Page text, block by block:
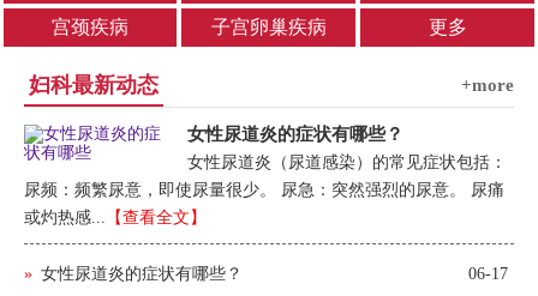
宫颈疾病 子宫卵巢疾病 更多
妇科最新动态 +more
女性尿道炎的症状有哪些？
女性尿道炎（尿道感染）的常见症状包括：
尿频：频繁尿意，即使尿量很少。 尿急：突然强烈的尿意。 尿痛
或灼热感...
【查看全文】
06-17
» 女性尿道炎的症状有哪些？